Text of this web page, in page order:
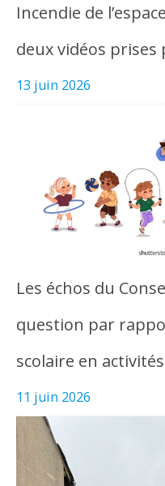
Incendie de
deux vidéos
13 juin 2026
Les échos du
question par
scolaire en
11 juin 2026